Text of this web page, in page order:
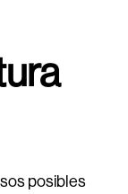
posibles